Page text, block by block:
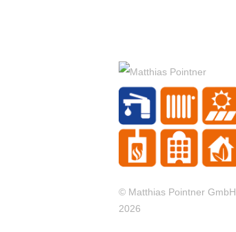
© Matthias Pointner GmbH
2026